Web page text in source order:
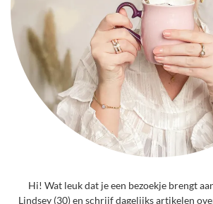
Hi! Wat leuk dat je een bezoekje brengt
Lindsey (30) en schrijf dagelijks artikelen